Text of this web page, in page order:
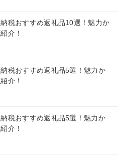
税おすすめ返礼品10選！魅力か
介！
税おすすめ返礼品5選！魅力か
介！
税おすすめ返礼品5選！魅力か
介！